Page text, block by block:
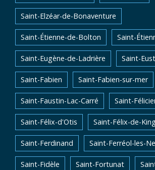
Saint-Elzéar-de-Bonaventure
Saint-Étienne-de-Bolton Saint-
Saint-Eugène-de-Ladrière Saint-
Saint-Fabien Saint-Fabien-sur-mer
Saint-Faustin-Lac-Carré Saint-
Saint-Félix-d'Otis Saint-Félix-de-
Saint-Ferdinand Saint-Ferréol-les-
Saint-Fidèle Saint-Fortunat